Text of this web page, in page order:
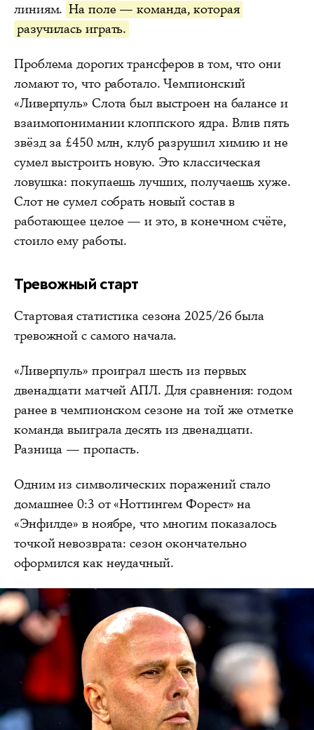
линиям. На поле — команда, которая
разучилась играть.
Проблема дорогих трансферов в том, что они
ломают то, что работало. Чемпионский
«Ливерпуль» Слота был выстроен на балансе и
взаимопонимании клоппского ядра. Влив пять
звёзд за £450 млн, клуб разрушил химию и не
сумел выстроить новую. Это классическая
ловушка: покупаешь лучших, получаешь хуже.
Слот не сумел собрать новый состав в
работающее целое — и это, в конечном счёте,
стоило ему работы.
Тревожный старт
Стартовая статистика сезона 2025/26 была
тревожной с самого начала.
«Ливерпуль» проиграл шесть из первых
двенадцати матчей АПЛ. Для сравнения: годом
ранее в чемпионском сезоне на той же отметке
команда выиграла десять из двенадцати.
Разница — пропасть.
Одним из символических поражений стало
домашнее 0:3 от «Ноттингем Форест» на
«Энфилде» в ноябре, что многим показалось
точкой невозврата: сезон окончательно
оформился как неудачный.